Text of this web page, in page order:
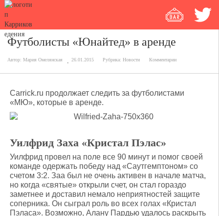
Футболисты «Юнайтед» в аренде
Автор: Мария Омелянская 26.01.2015 Рубрика: Новости Комментарии
Carrick.ru продолжает следить за футболистами
«МЮ», которые в аренде.
Уилфрид Заха «Кристал Пэлас»
Уилфрид провел на поле все 90 минут и помог своей
команде одержать победу над «Саутгемптоном» со
счетом 3:2. Заа был не очень активен в начале матча,
но когда «святые» открыли счет, он стал гораздо
заметнее и доставил немало неприятностей защите
соперника. Он сыграл роль во всех голах «Кристал
Пэласа». Возможно, Алану Пардью удалось раскрыть